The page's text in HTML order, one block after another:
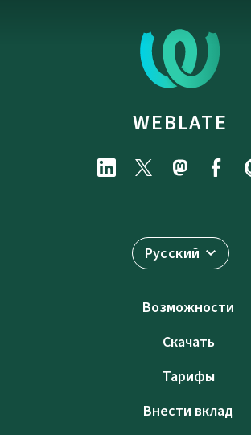
WEBLATE
Русский
Возможности
Скачать
Тарифы
Внести вклад